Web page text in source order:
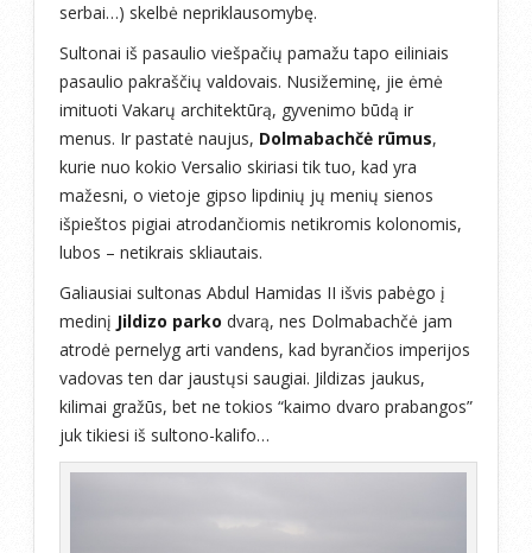
serbai…) skelbė nepriklausomybę.
Sultonai iš pasaulio viešpačių pamažu tapo eiliniais
pasaulio pakraščių valdovais. Nusižeminę, jie ėmė
imituoti Vakarų architektūrą, gyvenimo būdą ir
menus. Ir pastatė naujus, Dolmabachčė rūmus,
kurie nuo kokio Versalio skiriasi tik tuo, kad yra
mažesni, o vietoje gipso lipdinių jų menių sienos
išpieštos pigiai atrodančiomis netikromis kolonomis,
lubos – netikrais skliautais.
Galiausiai sultonas Abdul Hamidas II išvis pabėgo į
medinį Jildizo parko dvarą, nes Dolmabachčė jam
atrodė pernelyg arti vandens, kad byrančios imperijos
vadovas ten dar jaustųsi saugiai. Jildizas jaukus,
kilimai gražūs, bet ne tokios “kaimo dvaro prabangos”
juk tikiesi iš sultono-kalifo…